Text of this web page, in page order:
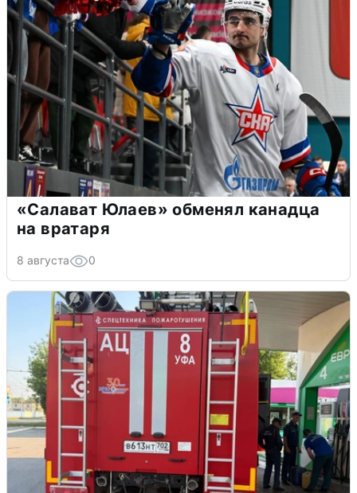
«Салават Юлаев» обменял канадца
на вратаря
8 августа 0